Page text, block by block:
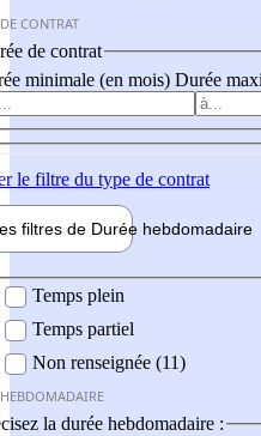
CONTRAT
de contrat
minimale (en mois) Durée
le filtre du type de contrat
filtres de Durée hebdomadaire
Temps plein
Temps partiel
Non renseignée (11)
la durée hebdomadaire :